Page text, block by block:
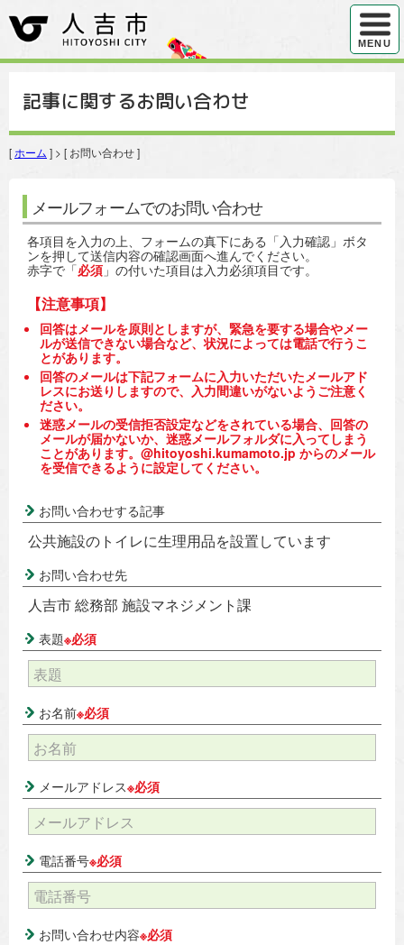
ハンバ
MENU
記事に関するお問い合わせ
[ ホーム ] > [ お問い合わせ ]
メールフォームでのお問い合わせ
各項目を入力の上、フォームの真下にある「入力確認」ボタ
ンを押して送信内容の確認画面へ進んでください。
赤字で「必須 」の付いた項目は入力必須項目です。
【注意事項】
回答はメールを原則としますが、緊急を要する場合やメー
ルが送信できない場合など、状況によっては電話で行うこ
とがあります。
回答のメールは下記フォームに入力いただいたメールアド
レスにお送りしますので、入力間違いがないようご注意く
ださい。
迷惑メールの受信拒否設定などをされている場合、回答の
メールが届かないか、迷惑メールフォルダに入ってしまう
ことがあります。@hitoyoshi.kumamoto.jp からのメール
を受信できるように設定してください。
お問い合わせする記事
公共施設のトイレに生理用品を設置しています
お問い合わせ先
人吉市 総務部 施設マネジメント課
表題※必須
お名前※必須
メールアドレス※必須
電話番号※必須
お問い合わせ内容※必須